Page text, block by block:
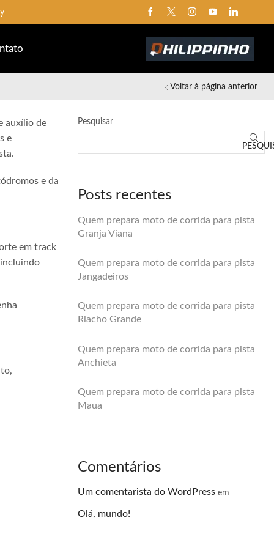
Voltar à página anterior
auxílio de
e
e da
em track
Pesquisar
Posts recentes
Quem prepara moto de corrida para pista
Granja Viana
Quem prepara moto de corrida para pista
Jangadeiros
Quem prepara moto de corrida para pista
Riacho Grande
Quem prepara moto de corrida para pista
Anchieta
Quem prepara moto de corrida para pista
Maua
Comentários
Um comentarista do WordPress em
Olá, mundo!